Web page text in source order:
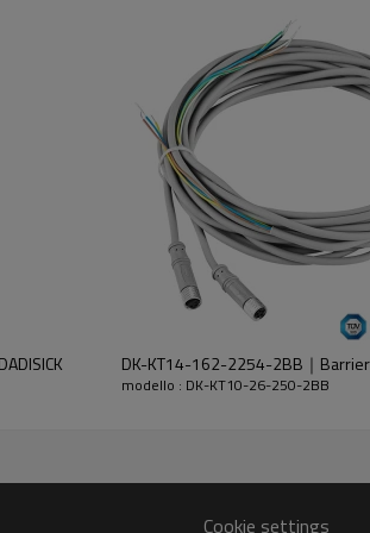
dell'emettitore e del ricevitore.
DK-KT14-162-2254-2BB｜
modello : DK-KT10-26-250-2BB
Cookie settings